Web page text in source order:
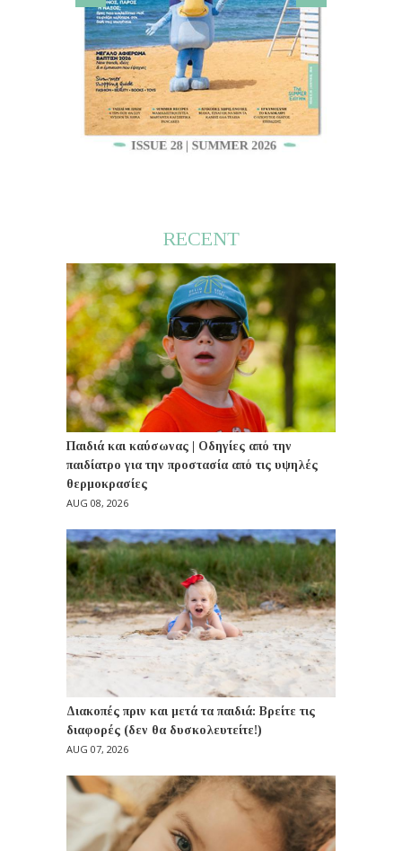
RECENT
Παιδιά και καύσωνας | Οδηγίες από την
παιδίατρο για την προστασία από τις υψηλές
θερμοκρασίες
AUG 08, 2026
Διακοπές πριν και μετά τα παιδιά: Βρείτε τις
διαφορές (δεν θα δυσκολευτείτε!)
AUG 07, 2026